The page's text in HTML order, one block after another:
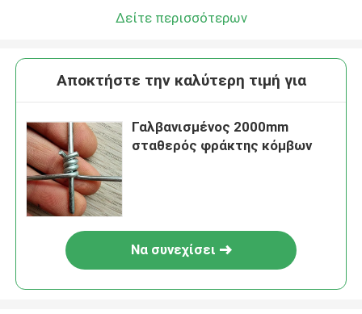
Δείτε περισσότερων
Αποκτήστε την καλύτερη τιμή για
Γαλβανισμένος 2000mm
σταθερός φράκτης κόμβων
Να συνεχίσει